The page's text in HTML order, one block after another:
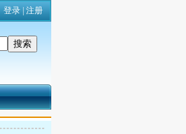
登录 注册